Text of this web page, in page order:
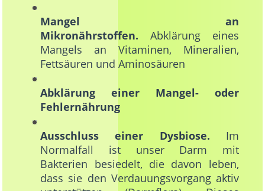
Mangel an
Mikronährstoffen. Abklärung eines
Mangels an Vitaminen, Mineralien,
Fettsäuren und Aminosäuren
Abklärung einer Mangel- oder
Fehlernährung
Ausschluss einer Dysbiose. Im
Normalfall ist unser Darm mit
Bakterien besiedelt, die davon leben,
dass sie den Verdauungsvorgang aktiv